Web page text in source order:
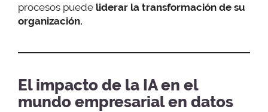
procesos puede liderar la transformación de su
organización.
El impacto de la IA en el
mundo empresarial en datos